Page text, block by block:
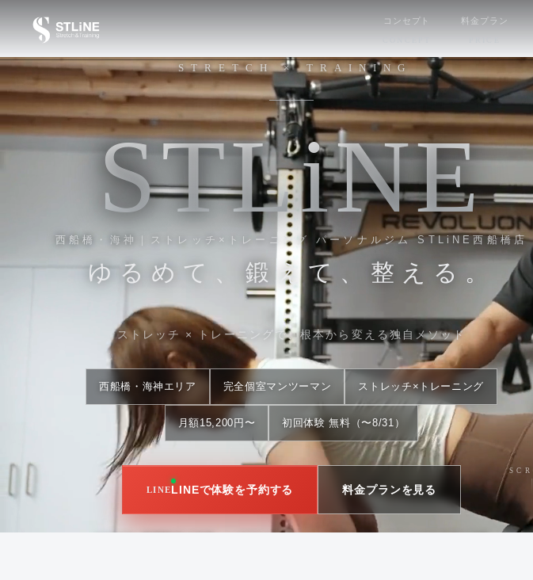
コンセプト 料金プラン
STRETCH × TRAINING
STLiNE
西船橋・海神｜ストレッチ×トレーニング パーソナルジム STLiNE西船橋店
ゆるめて、鍛えて、 整える。
ストレッチ × トレーニングで、根本から変える独自メソッド
西船橋・海神エリア 完全個室マンツーマン ストレッチ×トレーニング
月額15,200円〜 初回体験 無料（〜8/31）
LINEで体験を予約する 料金プランを見る